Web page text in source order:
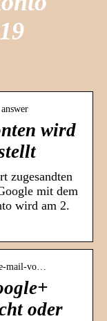
wird
zugesandten
mit dem
wird am 2.
e-mail-vo…
oder